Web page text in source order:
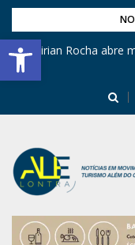
Barra de Ferramentas Aberta
Mirian Rocha abre